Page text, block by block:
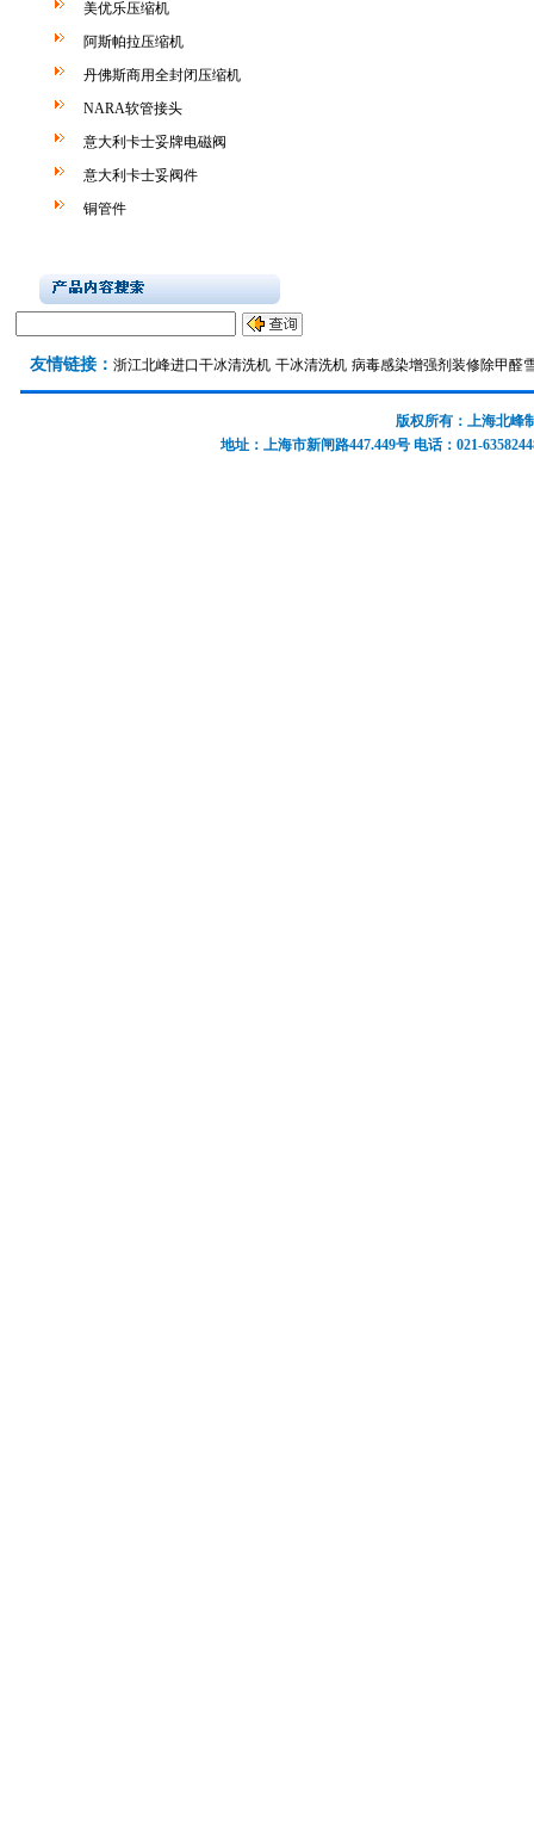
美优乐压缩机
阿斯帕拉压缩机
丹佛斯商用全封闭压缩机
NARA软管接头
意大利卡士妥牌电磁阀
意大利卡士妥阀件
铜管件
友情链接： 浙江北峰进口干冰清洗机 干冰清洗机 病毒感染增强剂 装修除甲醛
版权所有：上海北峰
地址：上海市新闸路447.449号 电话：021-